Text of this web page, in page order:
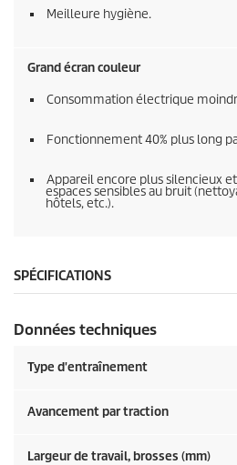
Meilleure hygiène.
Grand écran couleur
Consommation électrique
Fonctionnement 40% plus long
Appareil encore plus silencieux
espaces sensibles au bruit
hôtels, etc.).
SPÉCIFICATIONS
Données techniques
Type d'entraînement
Avancement par traction
Largeur de travail, brosses (mm)